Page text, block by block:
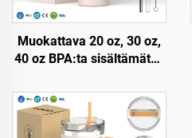
Muokattava 20 oz, 30 oz,
40 oz BPA:ta sisältämätön
ruostumattomasta
teräksestä valmistettu
kuppi/kannu